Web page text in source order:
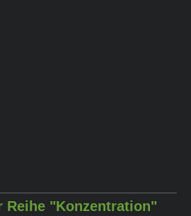
Reihe "Konzentration"